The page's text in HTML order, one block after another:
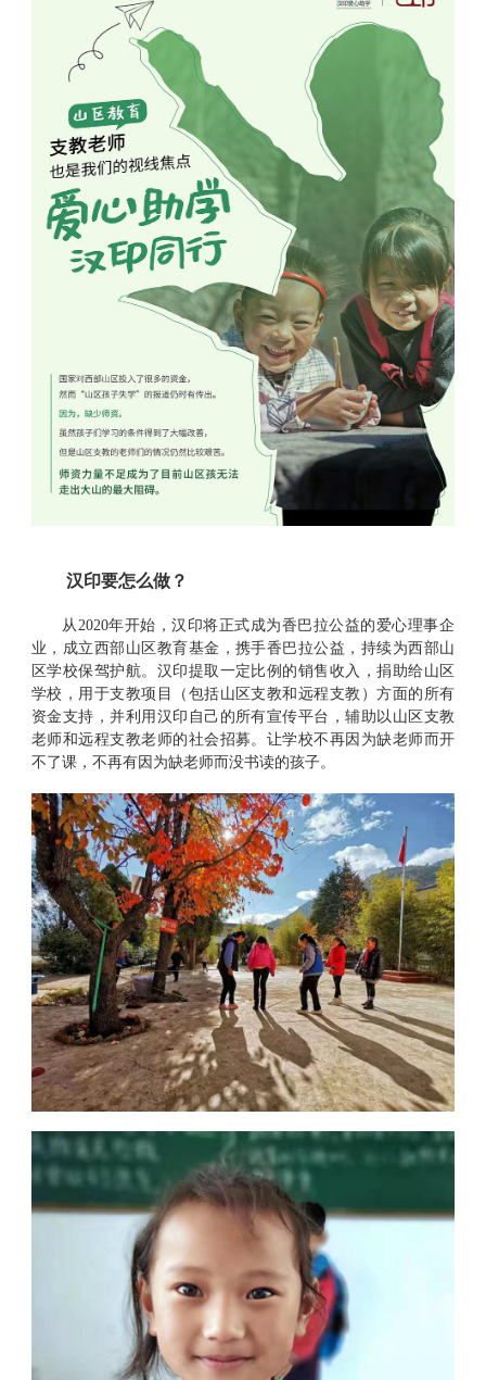
汉印要怎么做？
从2020年开始，汉印将正式成为香巴拉公益的爱心理事企
业，成立西部山区教育基金，携手香巴拉公益，持续为西部山
区学校保驾护航。汉印提取一定比例的销售收入，捐助给山区
学校 ， 用于支教项目（包括山区支教和远程支教）方面的所有
资金支持，并利用汉印自己的所有宣传平台，辅助以山区支教
老师和远程支教老师的社会招募。让学校不再因为缺老师而开
不了课，不再有因为缺老师而没书读的孩子。